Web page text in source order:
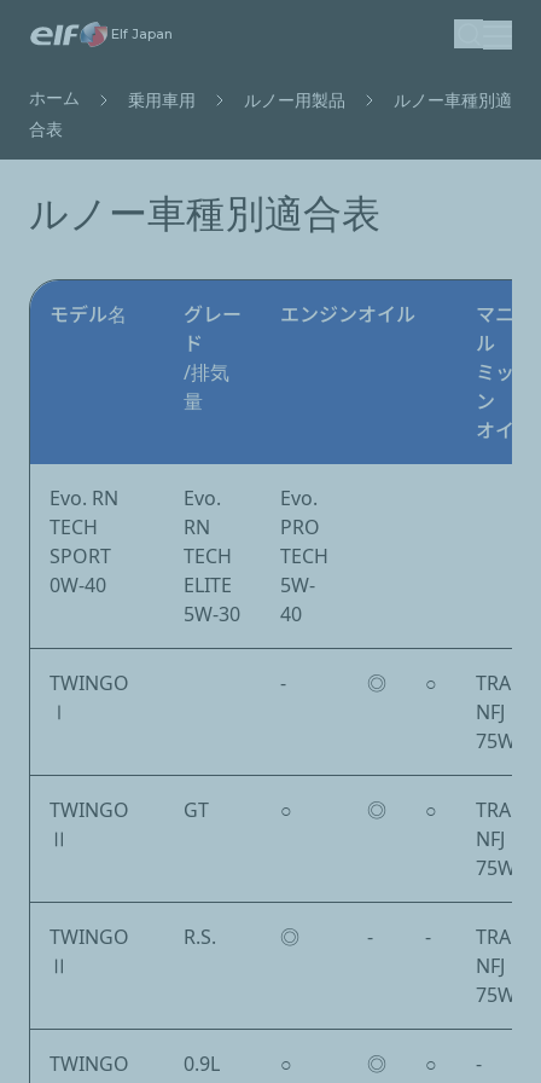
ン
ン
ツ
動
Elf Japan
検索
パ
ン
く
ホーム 乗用車用 ルノー用製品
ルノー車種別適
合表
ルノー車種別適合表
モデル名
グレー
ド
/排気
量
エンジンオイル
マニュ
ル
ミッシ
ン
オイル
Evo. RN
TECH
SPORT
0W-40
Evo.
RN
TECH
ELITE
5W-30
Evo.
PRO
TECH
5W-
40
TWINGO
Ⅰ
- ◎ ○
NFJ
75W80
TWINGO
Ⅱ
GT ○ ◎ ○
NFJ
75W80
TWINGO
Ⅱ
R.S. ◎ - -
NFJ
75W80
TWINGO
0.9L ○ ◎ ○ -